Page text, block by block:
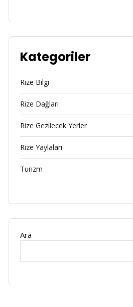
Kategoriler
Rize Bilgi
Rize Dağları
Rize Gezilecek Yerler
Rize Yaylaları
Turizm
Ara